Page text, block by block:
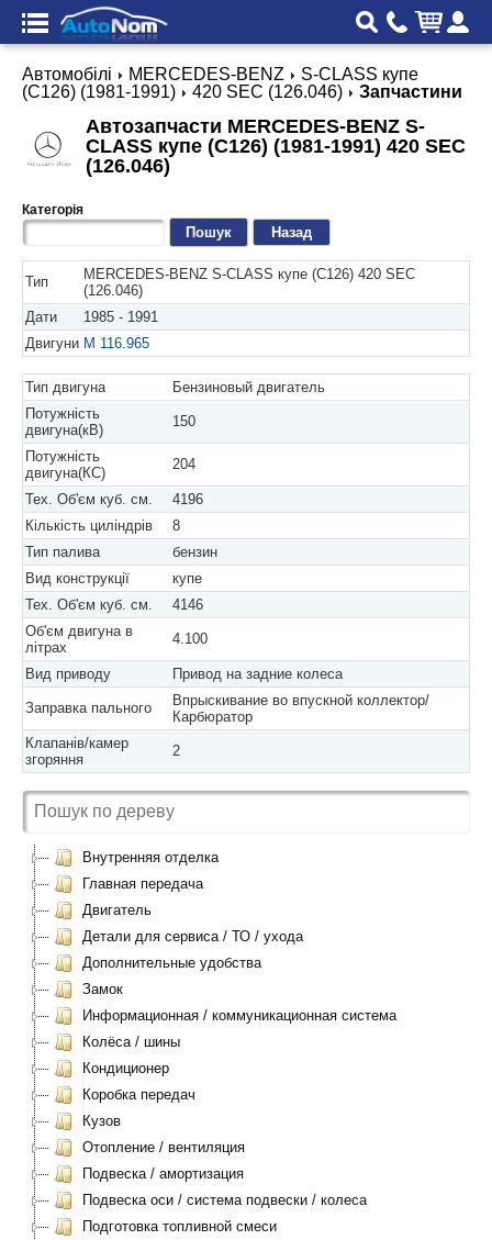
Автомобілі MERCEDES-BENZ
S-CLASS купе
(C126) (1981-1991)
420 SEC (126.046) Запчастини
Автозапчасти MERCEDES-BENZ S-
CLASS купе (C126) (1981-1991) 420 SEC
(126.046)
Категорія
Назад
Тип
MERCEDES-BENZ S-CLASS купе (C126) 420 SEC
(126.046)
Дати
1985 - 1991
Двигуни M 116.965
Тип двигуна
Бензиновый двигатель
Потужність
двигуна(кВ)
150
Потужність
двигуна(КС)
204
Тех. Об'єм куб. см.
4196
Кількість циліндрів
8
Тип палива
бензин
Вид конструкції
купе
Тех. Об'єм куб. см.
4146
Об'єм двигуна в
літрах
4.100
Вид приводу Привод на задние колеса
Заправка пального
Впрыскивание во впускной коллектор/
Карбюратор
Клапанів/камер
згоряння
2
Внутренняя отделка
Главная передача
Двигатель
Детали для сервиса / ТО / ухода
Дополнительные удобства
Замок
Информационная / коммуникационная система
Колёса / шины
Кондиционер
Коробка передач
Кузов
Отопление / вентиляция
Подвеска / амортизация
Подвеска оси / система подвески / колеса
Подготовка топливной смеси